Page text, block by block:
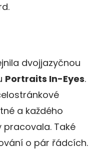
dvojjazyčnou
Portraits In-Eyes.
a každého
pracovala. Také
o pár řádcích.